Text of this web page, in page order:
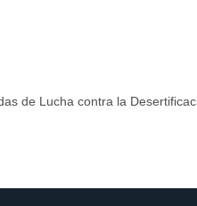
de Lucha contra la